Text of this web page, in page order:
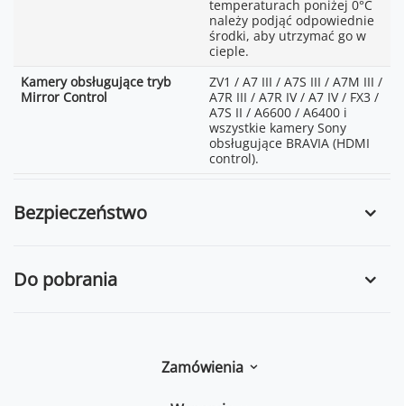
temperaturach poniżej 0°C
należy podjąć odpowiednie
środki, aby utrzymać go w
cieple.
Kamery obsługujące tryb
Mirror Control
ZV1 / A7 III / A7S III / A7M III /
A7R III / A7R IV / A7 IV / FX3 /
A7S II / A6600 / A6400 i
wszystkie kamery Sony
obsługujące BRAVIA (HDMI
control).
Bezpieczeństwo
Do pobrania
Zamówienia